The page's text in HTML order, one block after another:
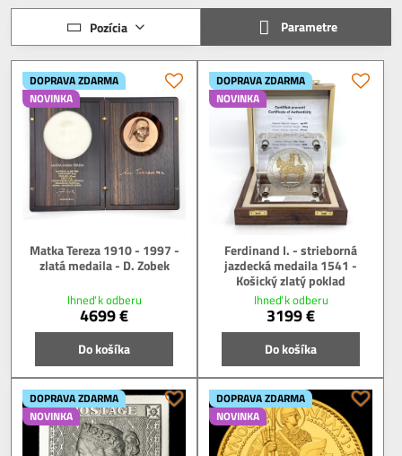
Pozícia Parametre
DOPRAVA ZDARMA
NOVINKA
Matka Tereza 1910 - 1997 -
zlatá medaila - D. Zobek
Ihneď k odberu
4699 €
Do košíka
DOPRAVA ZDARMA
NOVINKA
Ferdinand I. - strieborná
jazdecká medaila 1541 -
Košický zlatý poklad
Ihneď k odberu
3199 €
Do košíka
DOPRAVA ZDARMA
NOVINKA
DOPRAVA ZDARMA
NOVINKA